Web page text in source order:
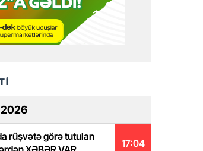
17:04
rüşvətə görə tutulan